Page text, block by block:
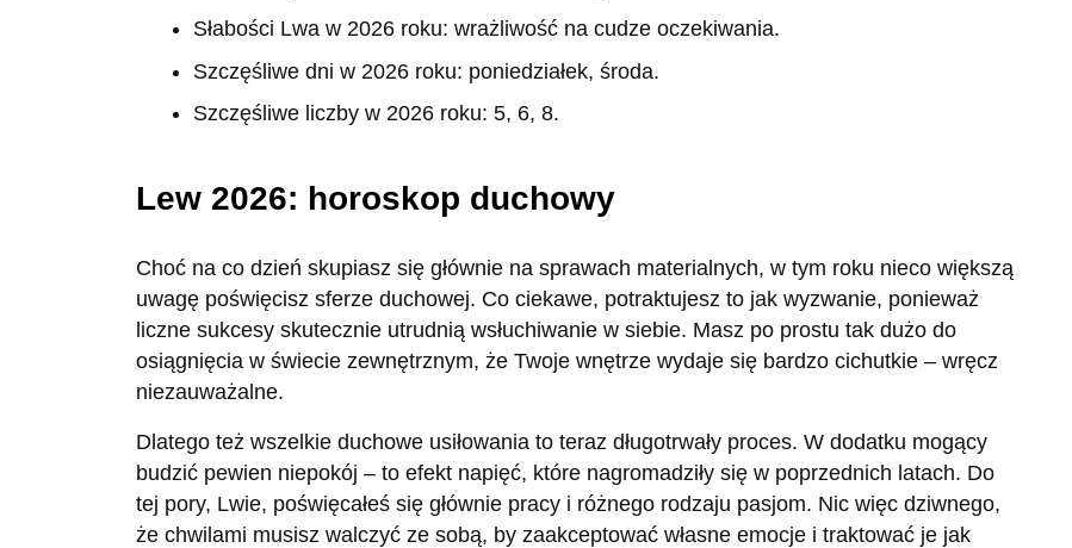
Słabości Lwa w 2026 roku: wrażliwość na cudze oczekiwania.
Szczęśliwe dni w 2026 roku: poniedziałek, środa.
Szczęśliwe liczby w 2026 roku: 5, 6, 8.
Lew 2026: horoskop duchowy
Choć na co dzień skupiasz się głównie na sprawach materialnych, w tym roku nieco większą
uwagę poświęcisz sferze duchowej. Co ciekawe, potraktujesz to jak wyzwanie, ponieważ
liczne sukcesy skutecznie utrudnią wsłuchiwanie w siebie. Masz po prostu tak dużo do
osiągnięcia w świecie zewnętrznym, że Twoje wnętrze wydaje się bardzo cichutkie – wręcz
niezauważalne.
Dlatego też wszelkie duchowe usiłowania to teraz długotrwały proces. W dodatku mogący
budzić pewien niepokój – to efekt napięć, które nagromadziły się w poprzednich latach. Do
tej pory, Lwie, poświęcałeś się głównie pracy i różnego rodzaju pasjom. Nic więc dziwnego,
że chwilami musisz walczyć ze sobą, by zaakceptować własne emocje i traktować je jak